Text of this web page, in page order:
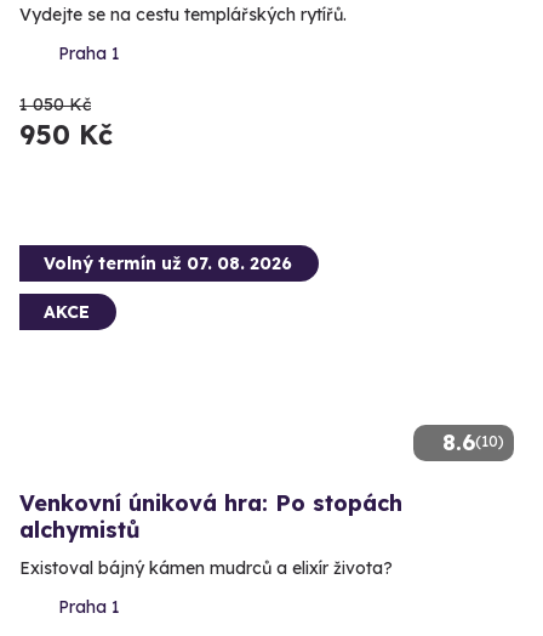
Vydejte se na cestu templářských rytířů.
Praha 1
1 050 Kč
950 Kč
8.6(10)
Volný termín už 07. 08. 2026
AKCE
Venkovní úniková hra: Po stopách
alchymistů
Existoval bájný kámen mudrců a elixír života?
Praha 1